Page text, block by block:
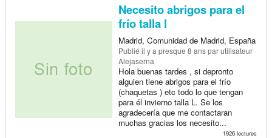
Necesito abrigos para el
frío talla l
Madrid, Comunidad de Madrid, España
Publié il y a presque 8 anspar utilisateur
Alejaserna
Hola buenas tardes , si depronto
alguien tiene abrigos para el frío
(chaquetas ) etc todo lo que tengan
para él invierno talla L. Se los
agradecería que me contactaran
muchas gracias los necesito...
1926 lectures